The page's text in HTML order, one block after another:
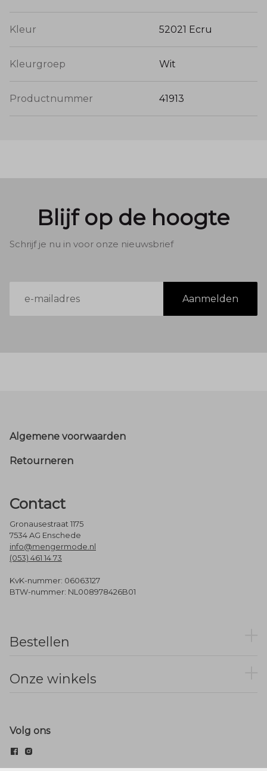
Kleur 52021 Ecru
Kleurgroep Wit
Productnummer 41913
Blijf op de hoogte
Schrijf je nu in voor onze nieuwsbrief
mailadres
Aanmelden
Footer
Algemene voorwaarden
Retourneren
Contact
Gronausestraat 1175
7534 AG Enschede
info@mengermode.nl
(053) 461 14 73
KvK-nummer: 06063127
BTW-nummer: NL008978426B01
Bestellen
Onze winkels
Volg ons